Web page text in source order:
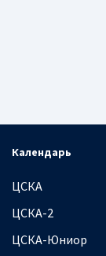
Календарь
ЦСКА
ЦСКА-2
ЦСКА-Юниор